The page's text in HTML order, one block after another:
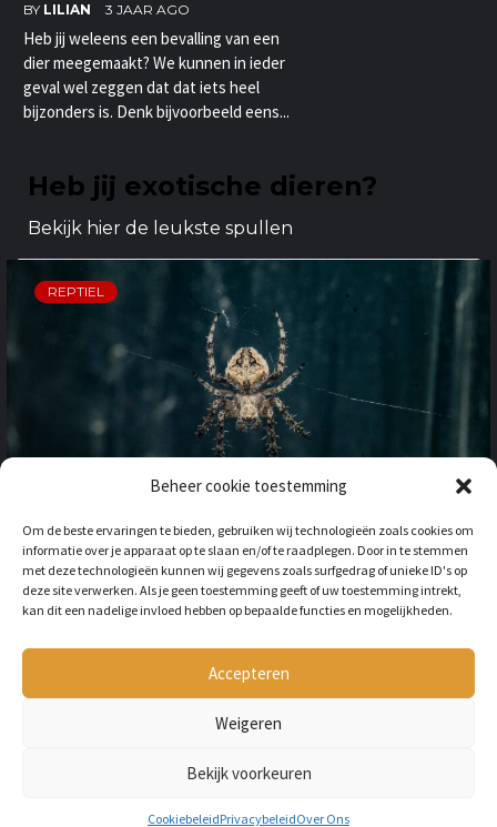
Beheer cookie toestemming
Om de beste ervaringen te bieden, gebruiken wij technologieën zoals cookies om
informatie over je apparaat op te slaan en/of te raadplegen. Door in te stemmen
met deze technologieën kunnen wij gegevens zoals surfgedrag of unieke ID's op
deze site verwerken. Als je geen toestemming geeft of uw toestemming intrekt,
kan dit een nadelige invloed hebben op bepaalde functies en mogelijkheden.
Accepteren
Weigeren
Bekijk voorkeuren
CookiebeleidPrivacybeleidOver Ons
BY LILIAN 3 JAAR AGO
Heb jij weleens een bevalling van een
dier meegemaakt? We kunnen in ieder
geval wel zeggen dat dat iets heel
bijzonders is. Denk bijvoorbeeld eens...
Heb jij exotische dieren?
Bekijk hier de leukste spullen
REPTIEL
BUITENLAND: HOE HOUD JE
REKENING MET
ONGEWENSTE DIEREN?
BY LILIAN 3 JAAR AGO
Als je op vakantie gaat naar het
buitenland, is niet alleen het cultuur en
de temperatuur anders, ook kan het zijn
dat er verschillende dieren...
Copyright © All rights reserved Petmania.nl.